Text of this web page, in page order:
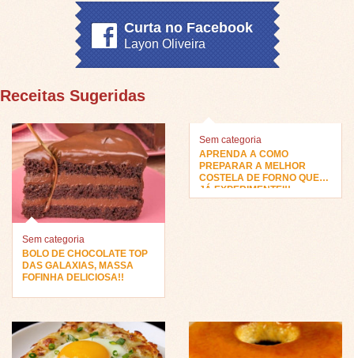
Curta no Facebook
Layon Oliveira
Receitas Sugeridas
Sem categoria
BOLO DE CHOCOLATE TOP
DAS GALAXIAS, MASSA
FOFINHA DELICIOSA!!
Sem categoria
APRENDA A COMO
PREPARAR A MELHOR
COSTELA DE FORNO QUE
JÁ EXPERIMENTEI!!